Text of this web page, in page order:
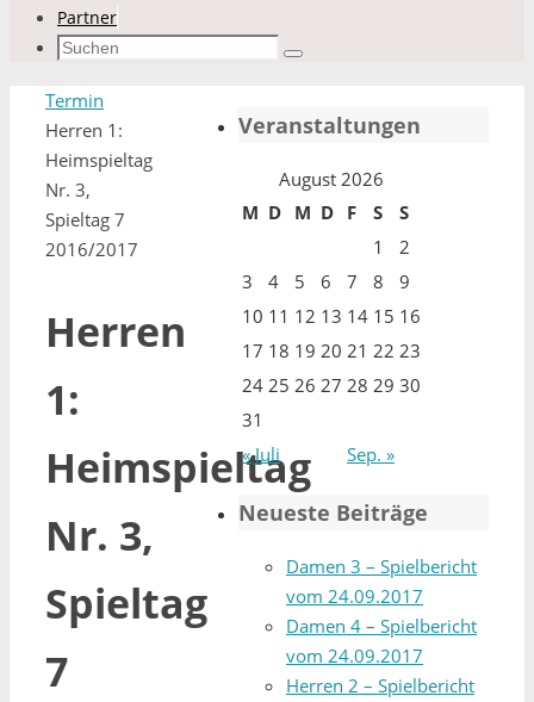
Partner
Suchen
Suchen
Start
Termin
Herren 1:
Heimspieltag
Nr. 3,
Spieltag 7
2016/2017
Herren
1:
Heimspieltag
Nr. 3,
Spieltag
7
Veranstaltungen
August 2026
M D M D F S
S
1
2
3
4 5 6 7 8
9
10 11 12 13 14 15 16
17 18 19 20 21 22 23
24 25 26 27 28 29 30
31
« Juli
Sep. »
Neueste Beiträge
Damen 3 – Spielbericht
vom 24.09.2017
Damen 4 – Spielbericht
vom 24.09.2017
Herren 2 – Spielbericht